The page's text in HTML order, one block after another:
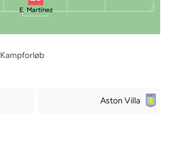
E. Martínez
Kampforløb
Aston Villa